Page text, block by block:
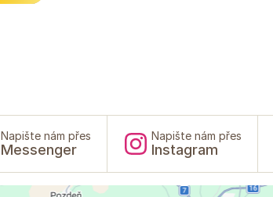
Napište nám přes
Messenger
Napište nám přes
Instagram